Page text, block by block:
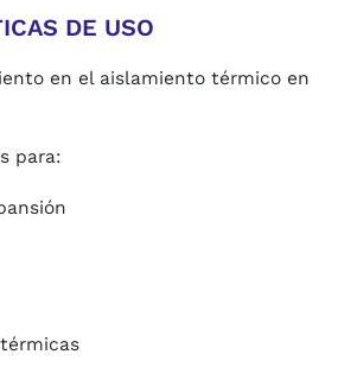
DE USO
en el aislamiento térmico en
para: